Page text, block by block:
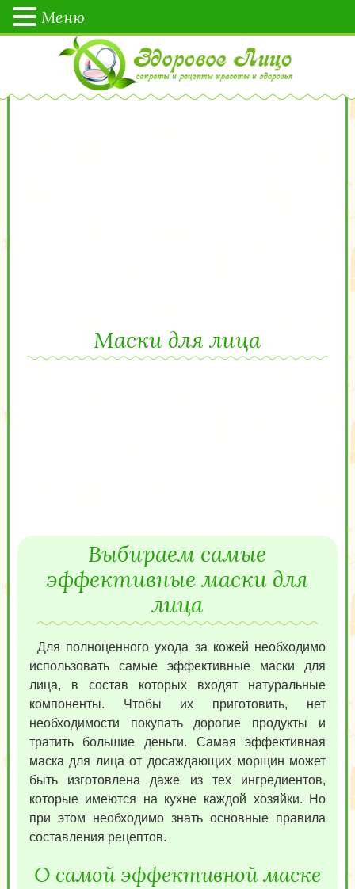
Маски для лица
Выбираем самые
эффективные маски для
лица
Для полноценного ухода за кожей необходимо
использовать самые эффективные маски для
лица, в состав которых входят натуральные
компоненты. Чтобы их приготовить, нет
необходимости покупать дорогие продукты и
тратить большие деньги. Самая эффективная
маска для лица от досаждающих морщин может
быть изготовлена даже из тех ингредиентов,
которые имеются на кухне каждой хозяйки. Но
при этом необходимо знать основные правила
составления рецептов.
О самой эффективной маске
Меню